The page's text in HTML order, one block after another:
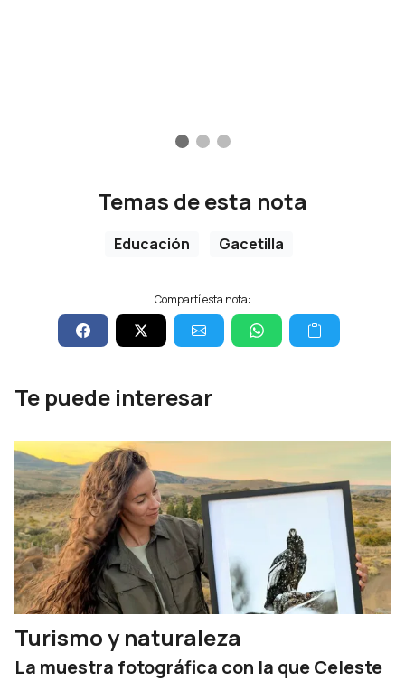
Temas de esta nota
Educación Gacetilla
Compartí esta nota:
Te puede interesar
Turismo y naturaleza
La muestra fotográfica con la que Celeste